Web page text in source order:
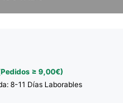
≥ 9,00€)
8-11 Días Laborables